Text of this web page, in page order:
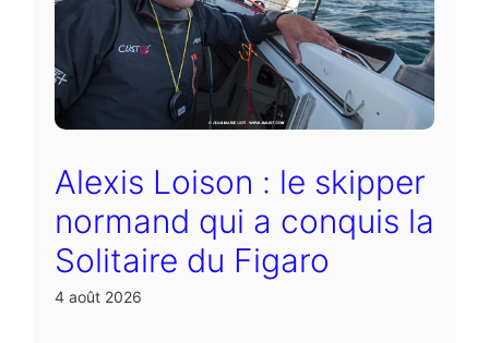
Alexis Loison : le skipper
normand qui a conquis la
Solitaire du Figaro
4 août 2026